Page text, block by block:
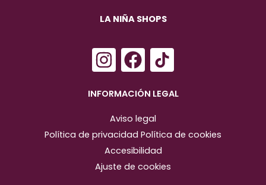
LA NIÑA SHOPS
I
n
s
a
g
r
F
a
c
e
b
o
o
INFORMACIÓN LEGAL
Aviso legal
Política de privacidad Política de cookies
Accesibilidad
Ajuste de cookies